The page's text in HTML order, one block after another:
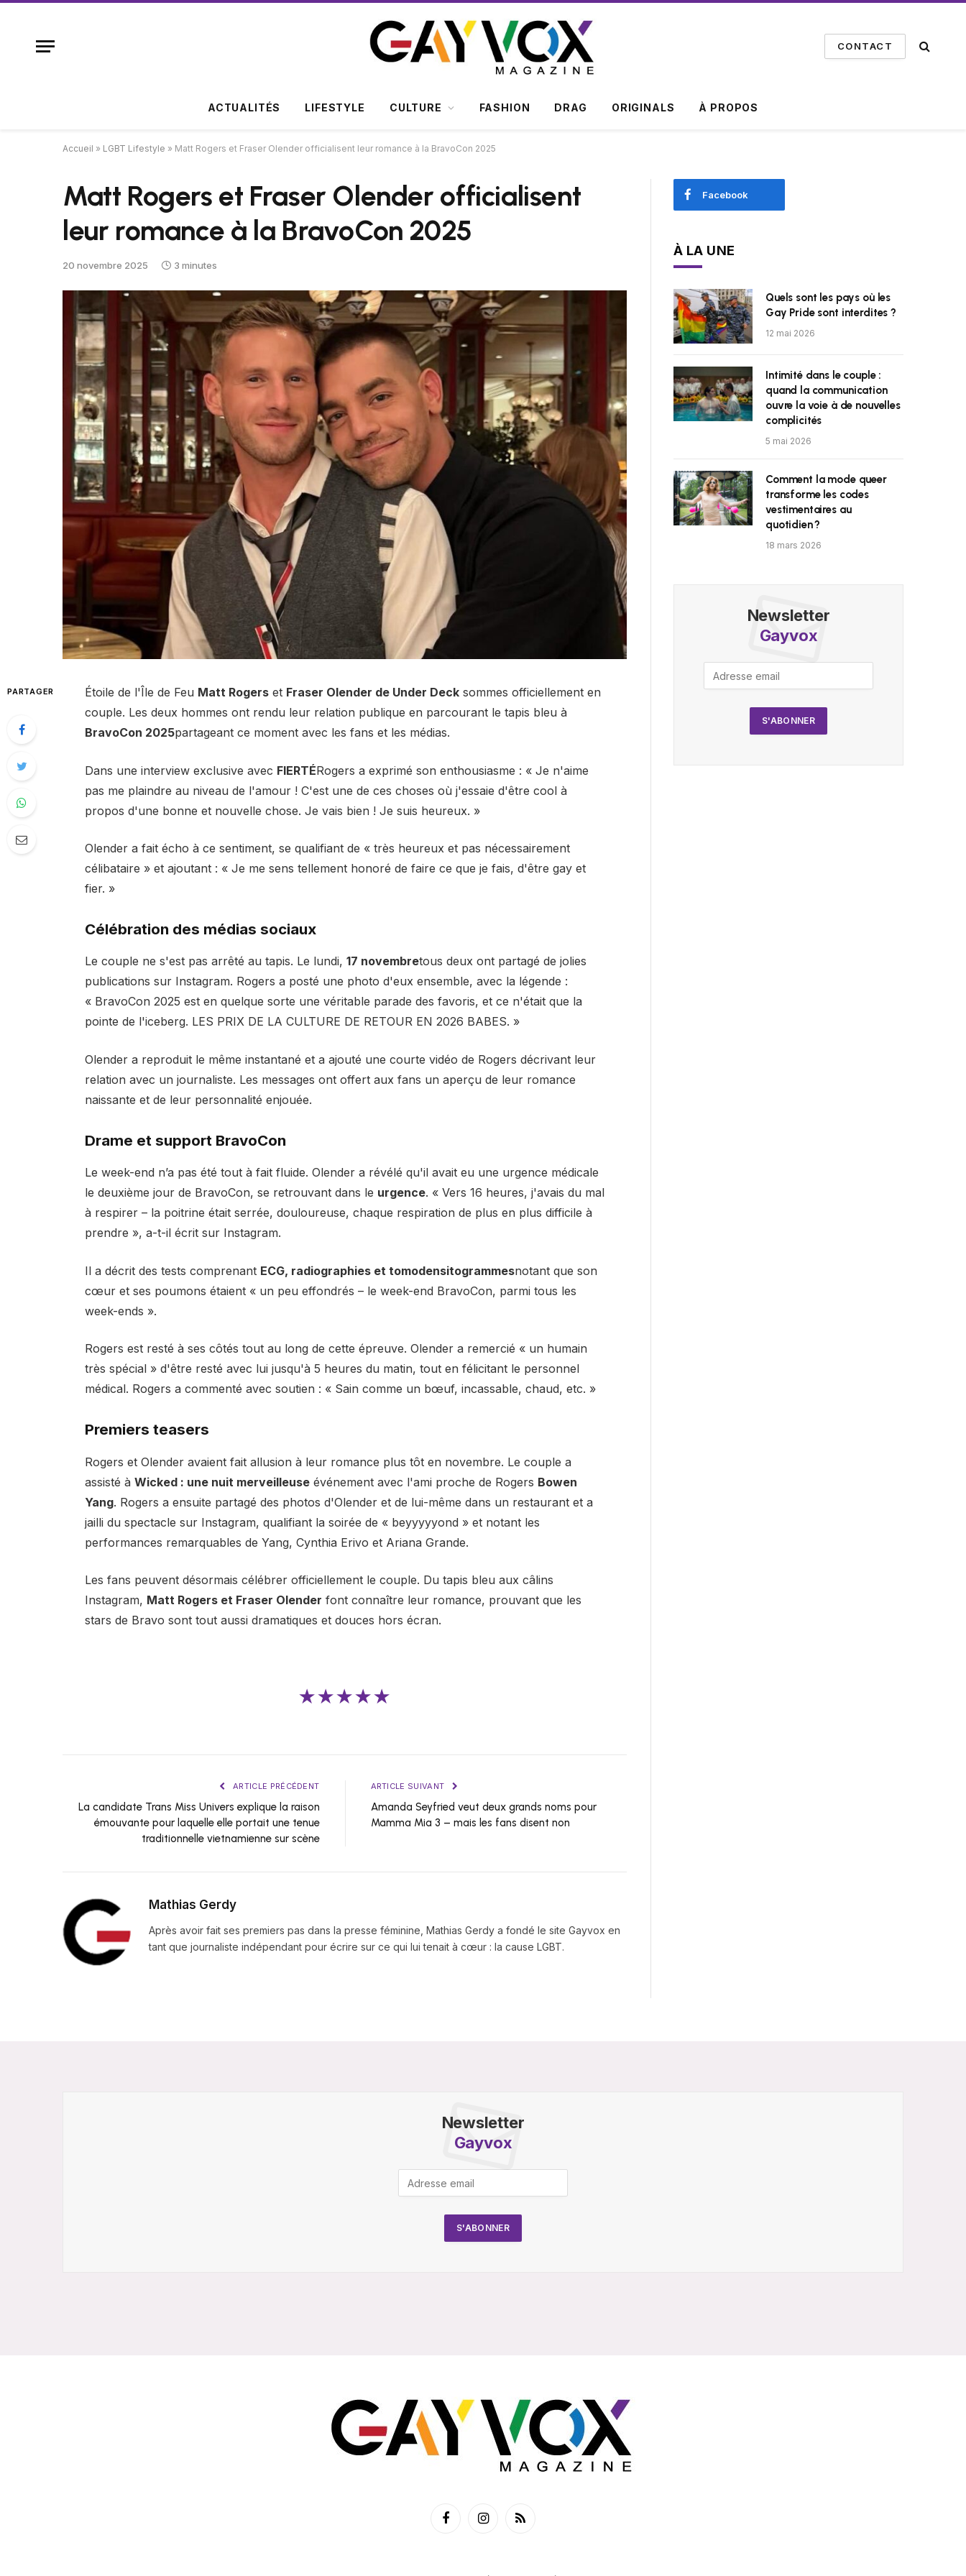
CONTACT
ACTUALITÉS LIFESTYLE CULTURE FASHION DRAG ORIGINALS À PROPOS
Accueil » LGBT Lifestyle » Matt Rogers et Fraser Olender officialisent leur romance à la BravoCon 2025
Matt Rogers et Fraser Olender officialisent
leur romance à la BravoCon 2025
20 novembre 2025 3 minutes
PARTAGER Étoile de l'Île de Feu Matt Rogerset Fraser Olender de Under Decksommes officiellement en
couple. Les deux hommes ont rendu leur relation publique en parcourant le tapis bleu à
BravoCon 2025partageant ce moment avec les fans et les médias.
Dans une interview exclusive avec FIERTÉRogers a exprimé son enthousiasme : « Je n'aime
pas me plaindre au niveau de l'amour ! C'est une de ces choses où j'essaie d'être cool à
propos d'une bonne et nouvelle chose. Je vais bien ! Je suis heureux. »
Olender a fait écho à ce sentiment, se qualifiant de « très heureux et pas nécessairement
célibataire » et ajoutant : « Je me sens tellement honoré de faire ce que je fais, d'être gay et
fier. »
Célébration des médias sociaux
Le couple ne s'est pas arrêté au tapis. Le lundi, 17 novembretous deux ont partagé de jolies
publications sur Instagram. Rogers a posté une photo d'eux ensemble, avec la légende :
« BravoCon 2025 est en quelque sorte une véritable parade des favoris, et ce n'était que la
pointe de l'iceberg. LES PRIX DE LA CULTURE DE RETOUR EN 2026 BABES. »
Olender a reproduit le même instantané et a ajouté une courte vidéo de Rogers décrivant leur
relation avec un journaliste. Les messages ont offert aux fans un aperçu de leur romance
naissante et de leur personnalité enjouée.
Drame et support BravoCon
Le week-end n’a pas été tout à fait fluide. Olender a révélé qu'il avait eu une urgence médicale
le deuxième jour de BravoCon, se retrouvant dans le urgence. « Vers 16 heures, j'avais du mal
à respirer – la poitrine était serrée, douloureuse, chaque respiration de plus en plus difficile à
prendre », a-t-il écrit sur Instagram.
Il a décrit des tests comprenant ECG, radiographies et tomodensitogrammesnotant que son
cœur et ses poumons étaient « un peu effondrés – le week-end BravoCon, parmi tous les
week-ends ».
Rogers est resté à ses côtés tout au long de cette épreuve. Olender a remercié « un humain
très spécial » d'être resté avec lui jusqu'à 5 heures du matin, tout en félicitant le personnel
médical. Rogers a commenté avec soutien : « Sain comme un bœuf, incassable, chaud, etc. »
Premiers teasers
Rogers et Olender avaient fait allusion à leur romance plus tôt en novembre. Le couple a
assisté à Wicked : une nuit merveilleuseévénement avec l'ami proche de Rogers Bowen
Yang. Rogers a ensuite partagé des photos d'Olender et de lui-même dans un restaurant et a
jailli du spectacle sur Instagram, qualifiant la soirée de « beyyyyyond » et notant les
performances remarquables de Yang, Cynthia Erivo et Ariana Grande.
Les fans peuvent désormais célébrer officiellement le couple. Du tapis bleu aux câlins
Instagram, Matt Rogers et Fraser Olender font connaître leur romance, prouvant que les
stars de Bravo sont tout aussi dramatiques et douces hors écran.
★★★★★
ARTICLE PRÉCÉDENT
La candidate Trans Miss Univers explique la raison
émouvante pour laquelle elle portait une tenue
traditionnelle vietnamienne sur scène
ARTICLE SUIVANT
Amanda Seyfried veut deux grands noms pour
Mamma Mia 3 – mais les fans disent non
Mathias Gerdy
Après avoir fait ses premiers pas dans la presse féminine, Mathias Gerdy a fondé le site Gayvox en
tant que journaliste indépendant pour écrire sur ce qui lui tenait à cœur : la cause LGBT.
Facebook
À LA UNE
Quels sont les pays où les
Gay Pride sont interdites ?
12 mai 2026
Intimité dans le couple :
quand la communication
ouvre la voie à de nouvelles
complicités
5 mai 2026
Comment la mode queer
transforme les codes
vestimentaires au
quotidien ?
18 mars 2026
Newsletter
Gayvox
Newsletter
Gayvox
FacebookInstagramRSS